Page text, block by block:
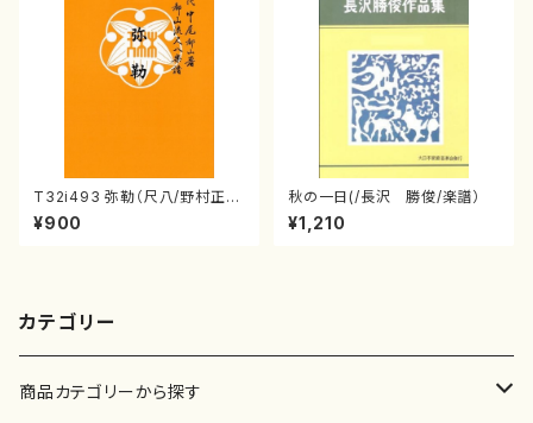
T32i493 弥勒（尺八/野村正
峰/楽譜）都山流公刊楽譜曲番:2
202
¥900
秋の一日(/長沢 勝俊/楽譜）
¥1,210
カテゴリー
商品カテゴリーから探す